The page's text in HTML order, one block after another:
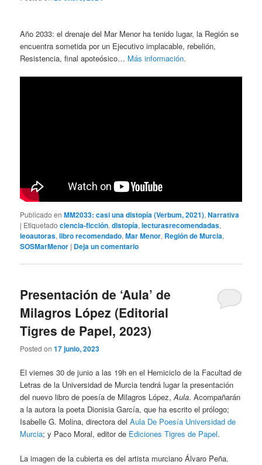
Año 2033: el drenaje del Mar Menor ha tenido lugar, la Región se
encuentra sometida por un Ejecutivo implacable, rebelión,
Resistencia, final apoteósico… Más información.
Publicado en MM2033: casi una distopía (Verbum, 2021),Narrativa
| Etiquetado ciencia-ficción,distopía,lecturasrecomendadas,
leoautoras,libro recomendado,Mar Menor, Región de Murcia,
SOSMarMenor | Deja un comentario
Presentación de ‘Aula’ de
Milagros López (Editorial
Tigres de Papel, 2023)
Posted on17 junio, 2023
El viernes 30 de junio a las 19h en el Hemiciclo de la Facultad de
Letras de la Universidad de Murcia tendrá lugar la presentación
del nuevo libro de poesía de Milagros López,Aula. Acompañarán
a la autora la poeta Dionisia García, que ha escrito el prólogo;
Isabelle G. Molina, directora delAula De Poesía Universidad de
Murcia; y Paco Moral, editor de Ediciones Tigres de Papel.
La imagen de la cubierta es del artista murciano Álvaro Peña.